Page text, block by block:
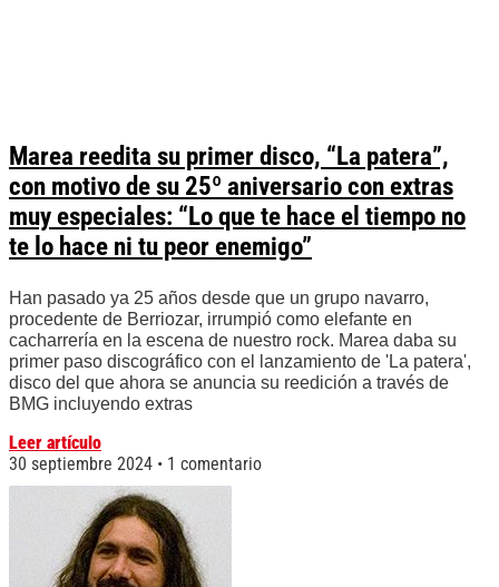
Marea reedita su primer disco, “La patera”,
con motivo de su 25º aniversario con extras
muy especiales: “Lo que te hace el tiempo no
te lo hace ni tu peor enemigo”
Han pasado ya 25 años desde que un grupo navarro,
procedente de Berriozar, irrumpió como elefante en
cacharrería en la escena de nuestro rock. Marea daba su
primer paso discográfico con el lanzamiento de 'La patera',
disco del que ahora se anuncia su reedición a través de
BMG incluyendo extras
Leer artículo
30 septiembre 2024
1 comentario